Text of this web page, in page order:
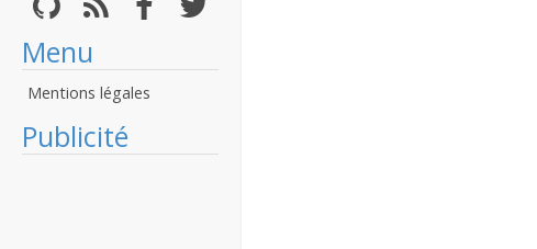
Menu
Mentions légales
Publicité